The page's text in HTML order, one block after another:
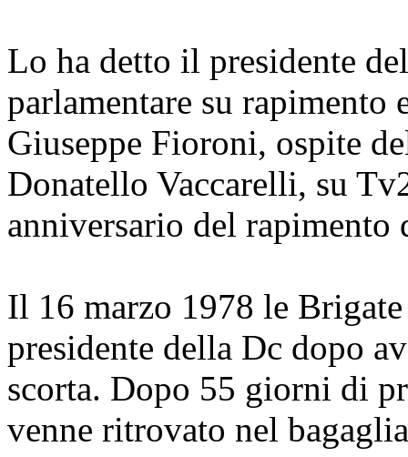
Lo ha detto il presidente
parlamentare su
Giuseppe Fioroni, ospite
Donatello Vaccarelli, su
anniversario del
Il 16 marzo 1978 le
presidente della Dc dopo
scorta. Dopo 55 giorni di
venne ritrovato nel